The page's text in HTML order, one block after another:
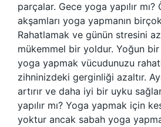
parçalar. Gece yoga yapılır mı?
akşamları yoga yapmanın
Rahatlamak ve günün stresini
mükemmel bir yoldur. Yoğun bir
yoga yapmak vücudunuzu
zihninizdeki gerginliği azaltır.
artırır ve daha iyi bir uyku
yapılır mı? Yoga yapmak için
yoktur ancak sabah yoga